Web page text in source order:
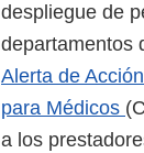
despliegue de
departamentos
Alerta de
para Médicos
a los